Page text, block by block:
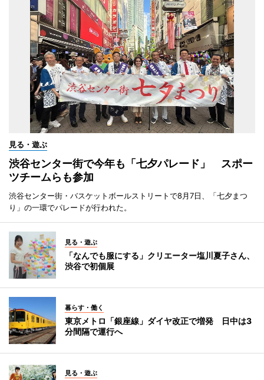
見る・遊ぶ
渋谷センター街で今年も「七夕パレード」 スポー
ツチームらも参加
渋谷センター街・バスケットボールストリートで8月7日、「七夕まつ
り」の一環でパレードが行われた。
見る・遊ぶ
「なんでも服にする」クリエーター塩川夏子さん、
渋谷で初個展
暮らす・働く
東京メトロ「銀座線」ダイヤ改正で増発 日中は3
分間隔で運行へ
見る・遊ぶ